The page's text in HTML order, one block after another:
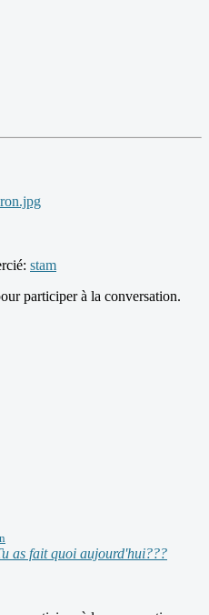
stam
participer à la conversation.
as fait quoi aujourd'hui???